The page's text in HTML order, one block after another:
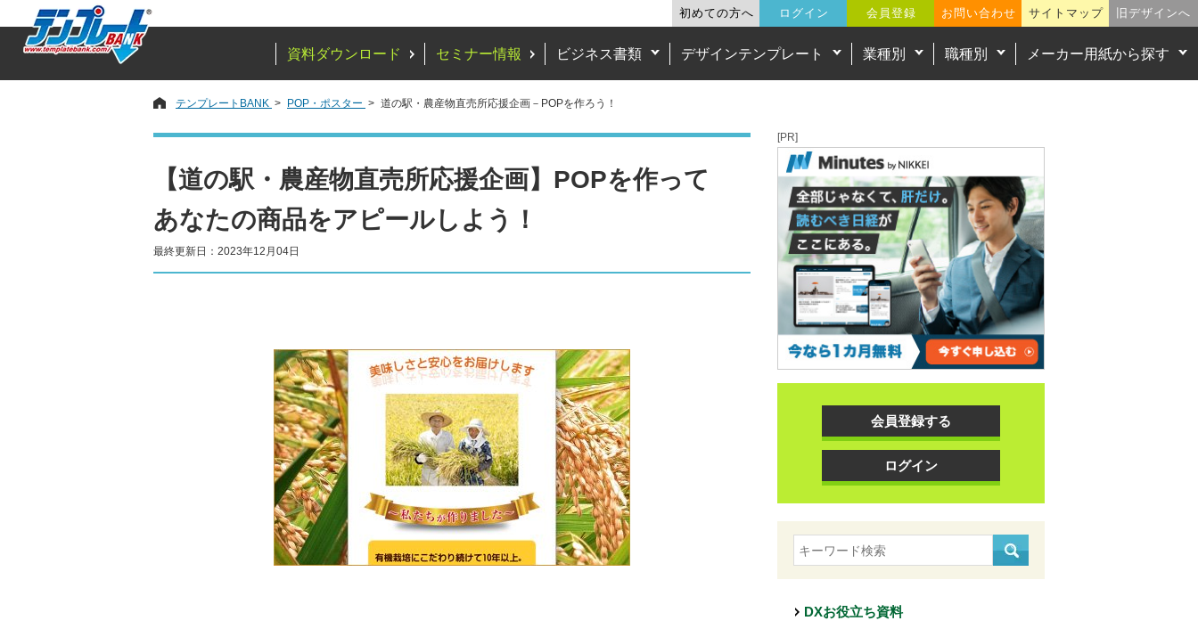
初めての方へ ログイン 会員登録 お問い合わせ サイトマップ 旧デザインへ
資料ダウンロード セミナー情報 ビジネス書類 デザインテンプレート 業種別 職種別 メーカー用紙から探す
テンプレートBANK POP・ポスター 道の駅・農産物直売所応援企画－POPを作ろう！
【道の駅・農産物直売所応援企画】POPを作って
あなたの商品をアピールしよう！
最終更新日：2023年12月04日
[PR]
会員登録する
ログイン
DXお役立ち資料